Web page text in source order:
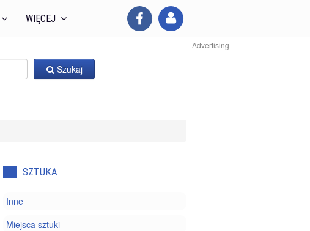
WIĘCEJ
Advertising
Szukaj
SZTUKA
Inne
Miejsca sztuki